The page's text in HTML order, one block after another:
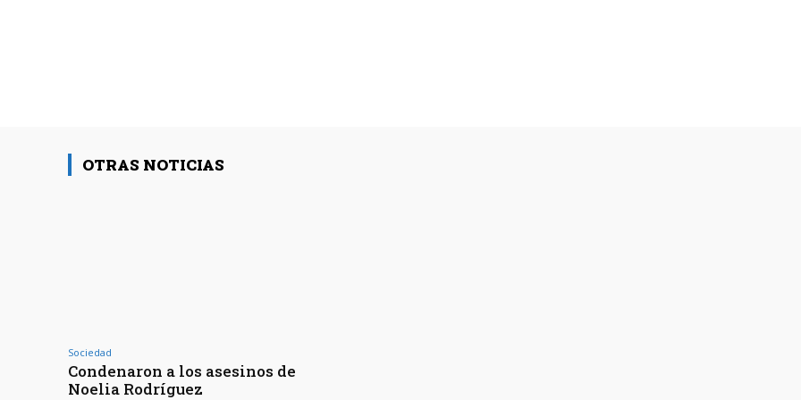
OTRAS NOTICIAS
Sociedad
Condenaron a los asesinos de
Noelia Rodríguez